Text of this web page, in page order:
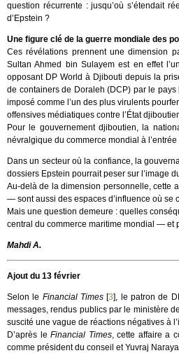
question récurrente : jusqu’où s’étendait
d’Epstein ?
Une figure clé de la guerre mondiale des
Ces révélations prennent une dimension
Sultan Ahmed bin Sulayem est en effet
opposant DP World à Djibouti depuis la
de containers de Doraleh (DCP) par le pays
imposé comme l’un des plus virulents
offensives médiatiques contre l’État
Pour le gouvernement djiboutien, la
névralgique du commerce mondial à
Dans un secteur où la confiance, la
dossiers Epstein pourrait peser sur l’image
Au-delà de la dimension personnelle, cette
— sont aussi des espaces d’influence où se
Mais une question demeure : quelles
central du commerce maritime mondial — et
Mahdi A.
Ajout du 13 février
Selon le Financial Times [3], le patron de
messages, rendus publics par le ministère
suscité une vague de réactions négatives à
D’après leFinancial Times, cette affaire a
comme président du conseil et Yuvraj